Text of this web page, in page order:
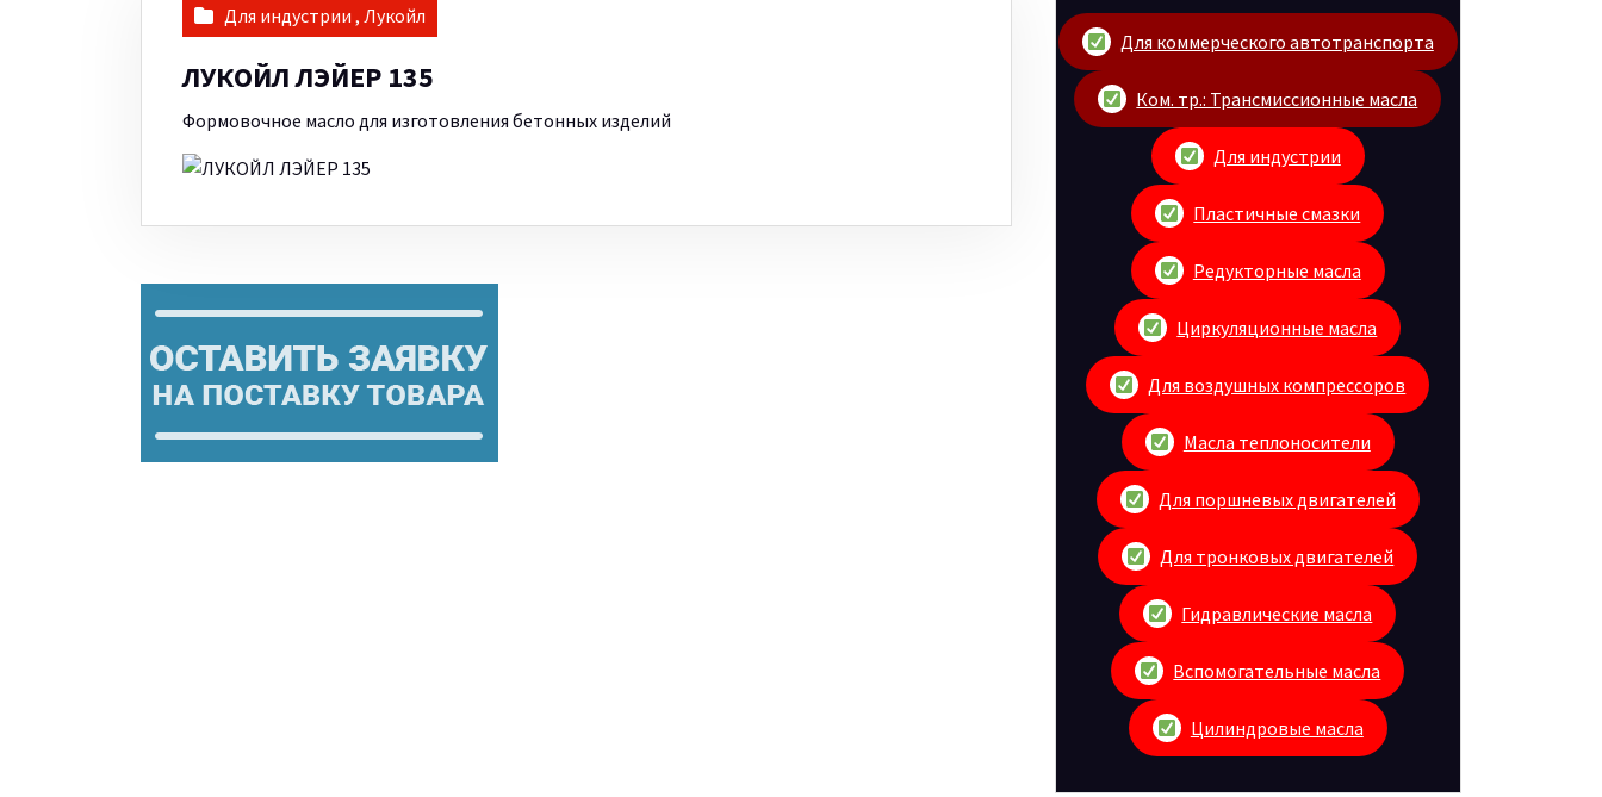
Для индустрии , Лукойл
ЛУКОЙЛ ЛЭЙЕР 135
Формовочное масло для изготовления бетонных изделий
Для коммерческого автотранспорта
Ком. тр.: Трансмиссионные масла
Для индустрии
Пластичные смазки
Редукторные масла
Циркуляционные масла
Для воздушных компрессоров
Масла теплоносители
Для поршневых двигателей
Для тронковых двигателей
Гидравлические масла
Вспомогательные масла
Цилиндровые масла